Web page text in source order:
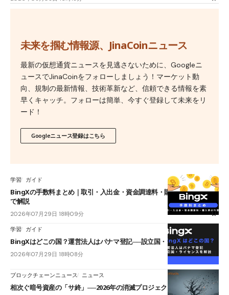
未来を掴む情報源、JinaCoinニュース
最新の仮想通貨ニュースを見逃さないために、Googleニ
ュースでJinaCoinをフォローしましょう！マーケット動
向、規制の最新情報、技術革新など、信頼できる情報を素
早くキャッチ。フォローは簡単、今すぐ登録して未来をリ
ード！
Googleニュース登録はこちら
学習 ガイド
BingXの手数料まとめ｜取引・入出金・資金調達料・購入時の注意点ま
で解説
2026年07月29日 18時09分
学習 ガイド
BingXはどこの国？運営法人はパナマ登記──設立国・ライセンスを解説
2026年07月29日 18時08分
ブロックチェーンニュース ニュース
相次ぐ暗号資産の「サ終」──2026年の消滅プロジェクトが101件に到達